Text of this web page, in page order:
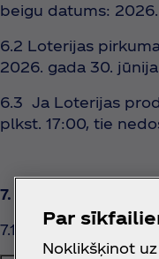
beigu datums:
6.2 Loterijas
2026. gada 30.
6.3 Ja Loterijas
plkst. 17:00, tie
7. BALVAS
7.1 Loterijas kopējā
Par
Noklikšķinot uz